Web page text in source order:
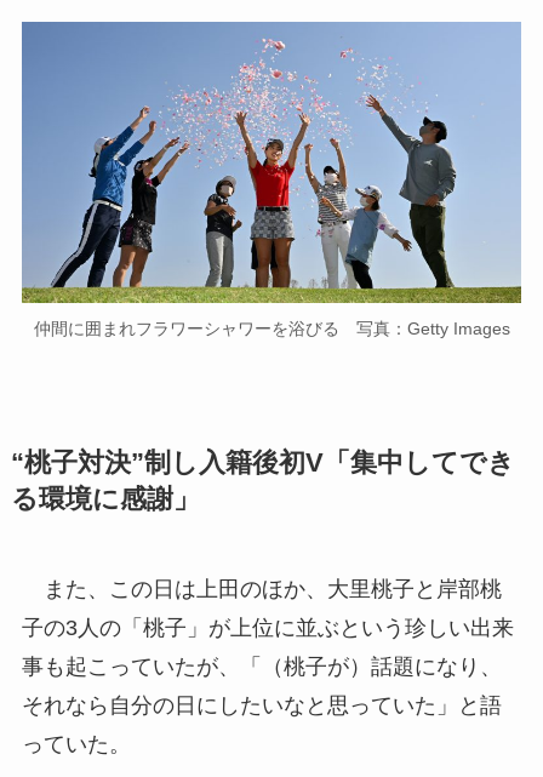
仲間に囲まれフラワーシャワーを浴びる 写真：Getty Images
“桃子対決”制し入籍後初V「集中してでき
る環境に感謝」
また、この日は上田のほか、大里桃子と岸部桃
子の3人の「桃子」が上位に並ぶという珍しい出来
事も起こっていたが、「（桃子が）話題になり、
それなら自分の日にしたいなと思っていた」と語
っていた。